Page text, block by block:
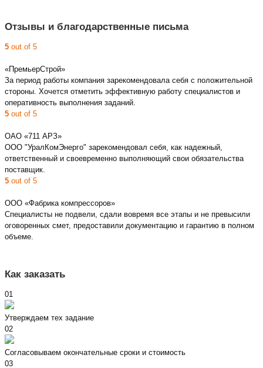
Отзывы и благодарственные письма
5 out of 5
«ПремьерСтрой»
За период работы компания зарекомендовала себя с положительной
стороны. Хочется отметить эффективную работу специалистов и
оперативность выполнения заданий.
5 out of 5
ОАО «711 АРЗ»
ООО "УралКомЭнерго" зарекомендовал себя, как надежный,
ответственный и своевременно выполняющий свои обязательства
поставщик.
5 out of 5
ООО «Фабрика компрессоров»
Специалисты не подвели, сдали вовремя все этапы и не превысили
оговоренных смет, предоставили документацию и гарантию в полном
объеме.
Как заказать
01
Утверждаем тех задание
02
Согласовываем окончательные сроки и стоимость
03